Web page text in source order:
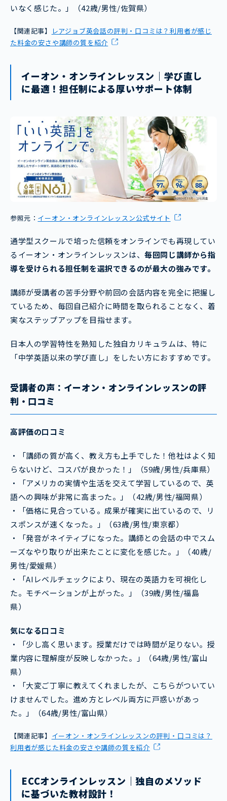
いなく感じた。」（42歳/男性/佐賀県）
【関連記事】
レアジョブ英会話の評判・口コミは？利用者が感じ
た料金の安さや講師の質を紹介
イーオン・オンラインレッスン｜学び直し
に最適！担任制による厚いサポート体制
参照元： イーオン・オンラインレッスン公式サイト
通学型スクールで培った信頼をオンラインでも再現してい
るイーオン・オンラインレッスンは、毎回同じ講師から指
導を受けられる担任制を選択できるのが最大の強みです。
講師が受講者の苦手分野や前回の会話内容を完全に把握し
ているため、毎回自己紹介に時間を取られることなく、着
実なステップアップを目指せます。
日本人の学習特性を熟知した独自カリキュラムは、特に
「中学英語以来の学び直し」をしたい方におすすめです。
受講者の声：イーオン・オンラインレッスンの評
判・口コミ
高評価の口コミ
・「講師の質が高く、教え方も上手でした！他社はよく知
らないけど、コスパが良かった！」（59歳/男性/兵庫県）
・「アメリカの実情や生活を交えて学習しているので、英
語への興味が非常に高まった。」（42歳/男性/福岡県）
・「価格に見合っている。成果が確実に出ているので、リ
スポンスが速くなった。」（63歳/男性/東京都）
・「発音がネイティブになった。講師との会話の中でスム
ーズなやり取りが出来たことに変化を感じた。」（40歳/
男性/愛媛県）
・「AIレベルチェックにより、現在の英語力を可視化し
た。モチベーションが上がった。」（39歳/男性/福島
県）
気になる口コミ
・「少し高く思います。授業だけでは時間が足りない。授
業内容に理解度が反映しなかった。」（64歳/男性/富山
県）
・「大変ご丁寧に教えてくれましたが、こちらがついてい
けませんでした。進め方とレベル両方に戸惑いがあっ
た。」（64歳/男性/富山県）
【関連記事】 イーオン・オンラインレッスンの評判・口コミは？
利用者が感じた料金の安さや講師の質を紹介
ECCオンラインレッスン｜独自のメソッド
に基づいた教材設計！